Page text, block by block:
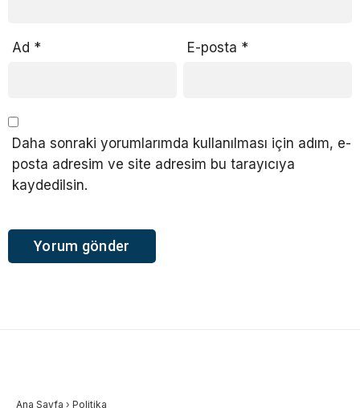
Ad * E-posta *
Daha sonraki yorumlarımda kullanılması için adım, e-
posta adresim ve site adresim bu tarayıcıya
kaydedilsin.
Ana Sayfa › Politika